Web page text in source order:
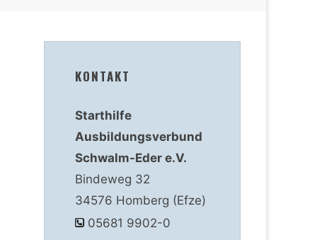
KONTAKT
Starthilfe
Ausbildungsverbund
Schwalm-Eder e.V.
Bindeweg 32
34576 Homberg (Efze)
05681 9902-0